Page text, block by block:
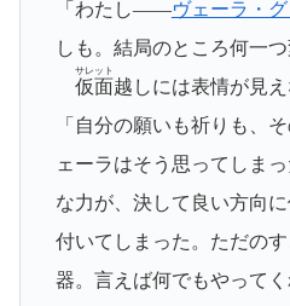
「わたし――ヴェーラ・
しも。結局のところ何一
仮面
サレット
越しには表情が見え
「自分の願いも祈りも、
ェーラはそう思ってしま
な力が、決して良い方向
付いてしまった。ただの
器。言えば何でもやってく